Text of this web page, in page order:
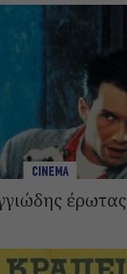
CINEMA
έρωτας